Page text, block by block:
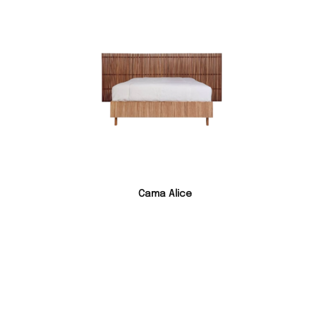
Cama Alice